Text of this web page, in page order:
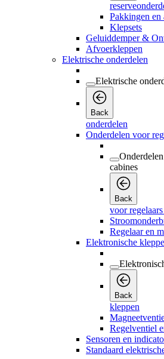
Pakkingen en
Klepsets
Geluiddemper &
Afvoerkleppen
Elektrische onderdelen
Elektrische
Back
onderdelen
Onderdelen voor
cabines
Back
voor
Regelaar en
Elektronische
Back
kleppen
Regelventiel
Sensoren en
Standaard